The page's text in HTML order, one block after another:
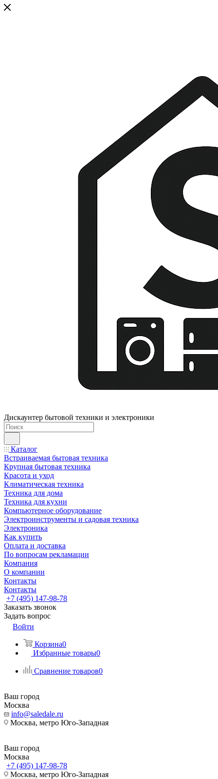
Дискаунтер бытовой техники и электроники
Каталог
Встраиваемая бытовая техника
Крупная бытовая техника
Красота и уход
Климатическая техника
Техника для дома
Техника для кухни
Компьютерное оборудование
Электроинструменты и садовая техника
Электроника
Как купить
Оплата и доставка
По вопросам рекламации
Компания
О компании
Контакты
Контакты
+7 (495) 147-98-78
Заказать звонок
Задать вопрос
Войти
Корзина0
Избранные товары0
Сравнение товаров0
Ваш город
Москва
info@saledale.ru
Москва, метро Юго-Западная
Ваш город
Москва
+7 (495) 147-98-78
Москва, метро Юго-Западная